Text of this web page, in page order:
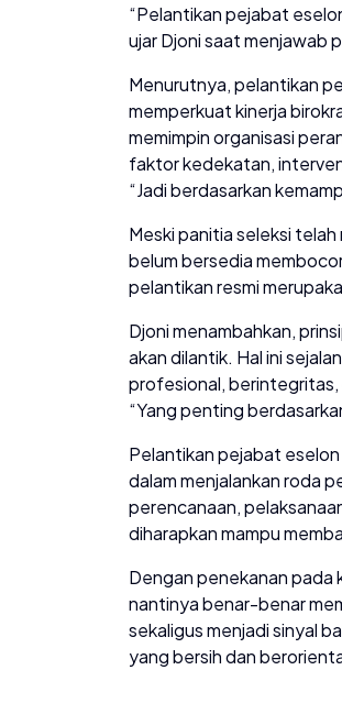
“Pelantikan pejabat
ujar Djoni saat menjawab
Menurutnya, pelantikan
memperkuat kinerja
memimpin organisasi
faktor kedekatan,
“Jadi berdasarkan
Meski panitia seleksi
belum bersedia
pelantikan resmi
Djoni menambahkan,
akan dilantik. Hal ini
profesional, berintegritas,
“Yang penting
Pelantikan pejabat
dalam menjalankan roda
perencanaan,
diharapkan mampu
Dengan penekanan
nantinya benar-benar
sekaligus menjadi sinyal
yang bersih dan